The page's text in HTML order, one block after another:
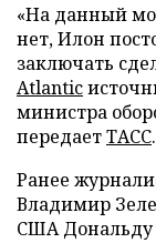
«На данный
нет, Илон
заключать
Atlantic
министра
передаетТАСС.
Ранее
Владимир
США Дональду